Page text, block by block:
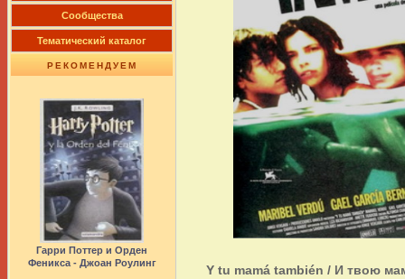
Сообщества
Тематический каталог
РЕКОМЕНДУЕМ
Гарри Поттер и Орден
Феникса - Джоан Роулинг
Y tu mamá también / И твою